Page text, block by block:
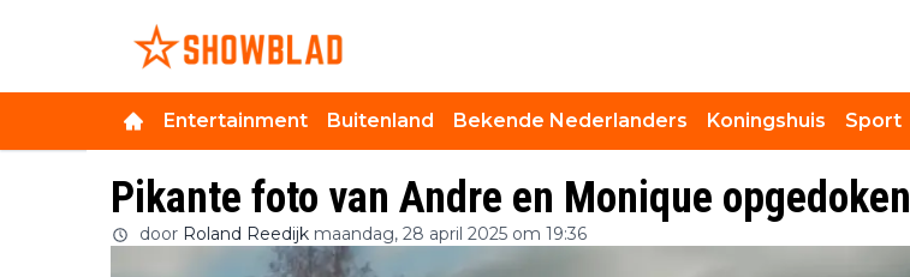
Entertainment Buitenland Bekende Nederlanders Koningshuis Sport
Pikante foto van Andre en Monique opgedoken
door Roland Reedijk maandag, 28 april 2025 om 19:36